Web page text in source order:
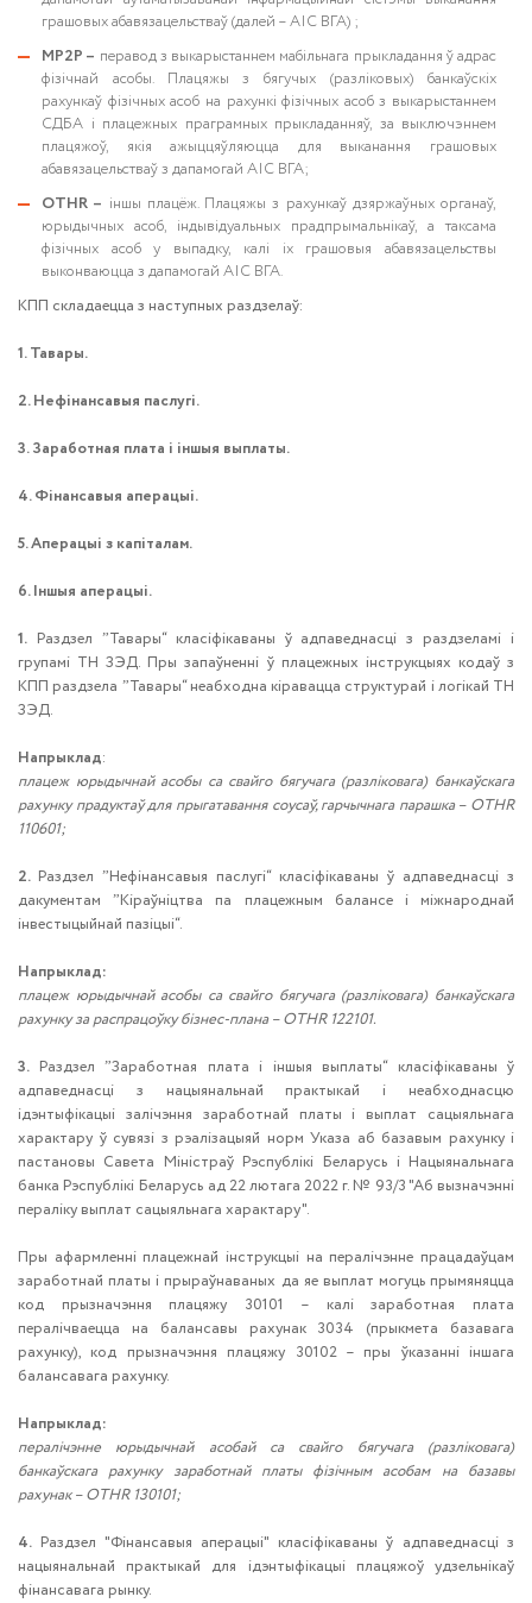
грашовых абавязацельстваў (далей – АІС ВГА) ;
MP2P – перавод з выкарыстаннем мабільнага прыкладання ў адрас
фізічнай асобы. Плацяжы з бягучых (разліковых) банкаўскіх
рахункаў фізічных асоб на рахункі фізічных асоб з выкарыстаннем
СДБА і плацежных праграмных прыкладанняў, за выключэннем
плацяжоў, якія ажыццяўляюцца для выканання грашовых
абавязацельстваў з дапамогай АІС ВГА;
OTHR – іншы плацёж. Плацяжы з рахункаў дзяржаўных органаў,
юрыдычных асоб, індывідуальных прадпрымальнікаў, а таксама
фізічных асоб у выпадку, калі іх грашовыя абавязацельствы
выконваюцца з дапамогай АІС ВГА.
КПП складаецца з наступных раздзелаў:
1. Тавары.
2. Нефінансавыя паслугі.
3. Заработная плата і іншыя выплаты.
4. Фінансавыя аперацыі.
5. Аперацыі з капіталам.
6. Іншыя аперацыі.
1. Раздзел ˮТавары“ класіфікаваны ў адпаведнасці з раздзеламі і
групамі ТН ЗЭД. Пры запаўненні ў плацежных інструкцыях кодаў з
КПП раздзела ˮТавары“ неабходна кіравацца структурай і логікай ТН
ЗЭД.
Напрыклад:
плацеж юрыдычнай асобы са свайго бягучага (разліковага) банкаўскага
рахунку прадуктаў для прыгатавання соусаў, гарчычнага парашка – OTHR
110601;
2. Раздзел ˮНефінансавыя паслугі“ класіфікаваны ў адпаведнасці з
дакументам ˮКіраўніцтва па плацежным балансе і міжнароднай
інвестыцыйнай пазіцыі“.
Напрыклад:
плацеж юрыдычнай асобы са свайго бягучага (разліковага) банкаўскага
рахунку за распрацоўку бізнес-плана – OTHR 122101.
3. Раздзел ˮЗаработная плата і іншыя выплаты“ класіфікаваны ў
адпаведнасці з нацыянальнай практыкай і неабходнасцю
ідэнтыфікацыі залічэння заработнай платы і выплат сацыяльнага
характару ў сувязі з рэалізацыяй норм Указа аб базавым рахунку і
пастановы Савета Міністраў Рэспублікі Беларусь і Нацыянальнага
банка Рэспублікі Беларусь ад 22 лютага 2022 г. № 93/3 "Аб вызначэнні
пераліку выплат сацыяльнага характару".
Пры афармленні плацежнай інструкцыі на пералічэнне працадаўцам
заработнай платы і прыраўнаваных да яе выплат могуць прымяняцца
код прызначэння плацяжу 30101 – калі заработная плата
пералічваецца на балансавы рахунак 3034 (прыкмета базавага
рахунку), код прызначэння плацяжу 30102 – пры ўказанні іншага
балансавага рахунку.
Напрыклад:
пералічэнне юрыдычнай асобай са свайго бягучага (разліковага)
банкаўскага рахунку заработнай платы фізічным асобам на базавы
рахунак – OTHR 130101;
4. Раздзел "Фінансавыя аперацыі" класіфікаваны ў адпаведнасці з
нацыянальнай практыкай для ідэнтыфікацыі плацяжоў удзельнікаў
фінансавага рынку.